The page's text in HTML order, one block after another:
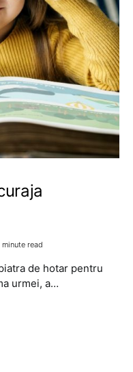
minute read
de hotar pentru
urmei, a…